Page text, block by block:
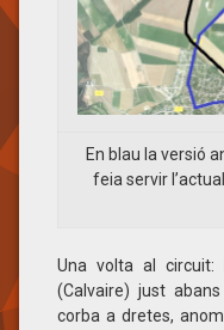
En blau la versió
feia servir
Una volta al
(Calvaire) just
corba a dretes,